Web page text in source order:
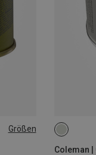
Größen
Coleman
190G